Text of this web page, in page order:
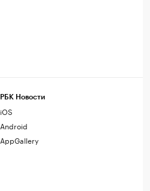
РБК Новости
iOS
Android
AppGallery